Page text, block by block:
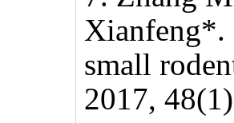
Xianfeng*.
small
2017,